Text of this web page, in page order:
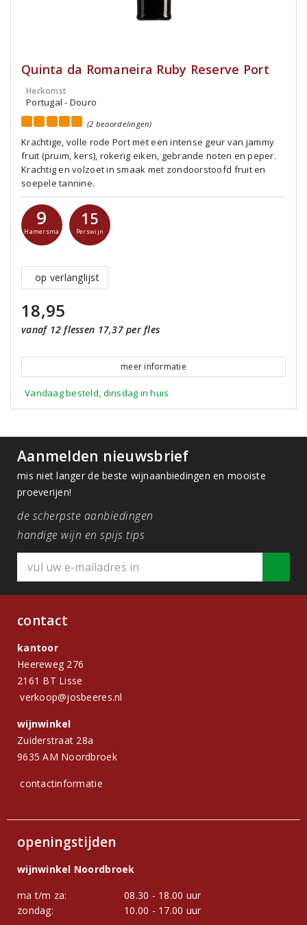
Quinta da Romaneira Ruby Reserve Port
Herkomst
Portugal - Douro
(2 beoordelingen)
Krachtige, volle rode Port met een intense geur van jammy
fruit (pruim, kers), rokerig eiken, gebrande noten en peper.
Krachtig en volzoet in smaak met zondoorstoofd fruit en
soepele tannine.
9
Hamersma
15
Perswijn
op verlanglijst
18,95
vanaf 12 flessen 17,37 per fles
meer informatie
Vandaag besteld, dinsdag in huis
Aanmelden nieuwsbrief
mis niet langer de beste wijnaanbiedingen en mooiste
proeverijen!
de scherpste aanbiedingen
handige wijn en spijs tips
contact
kantoor
Heereweg 276
2161 BT Lisse
verkoop@josbeeres.nl
wijnwinkel
Zuiderstraat 28a
9635 AM Noordbroek
contactinformatie
openingstijden
wijnwinkel Noordbroek
ma t/m za:
08.30 - 18.00 uur
zondag:
10.00 - 17.00 uur